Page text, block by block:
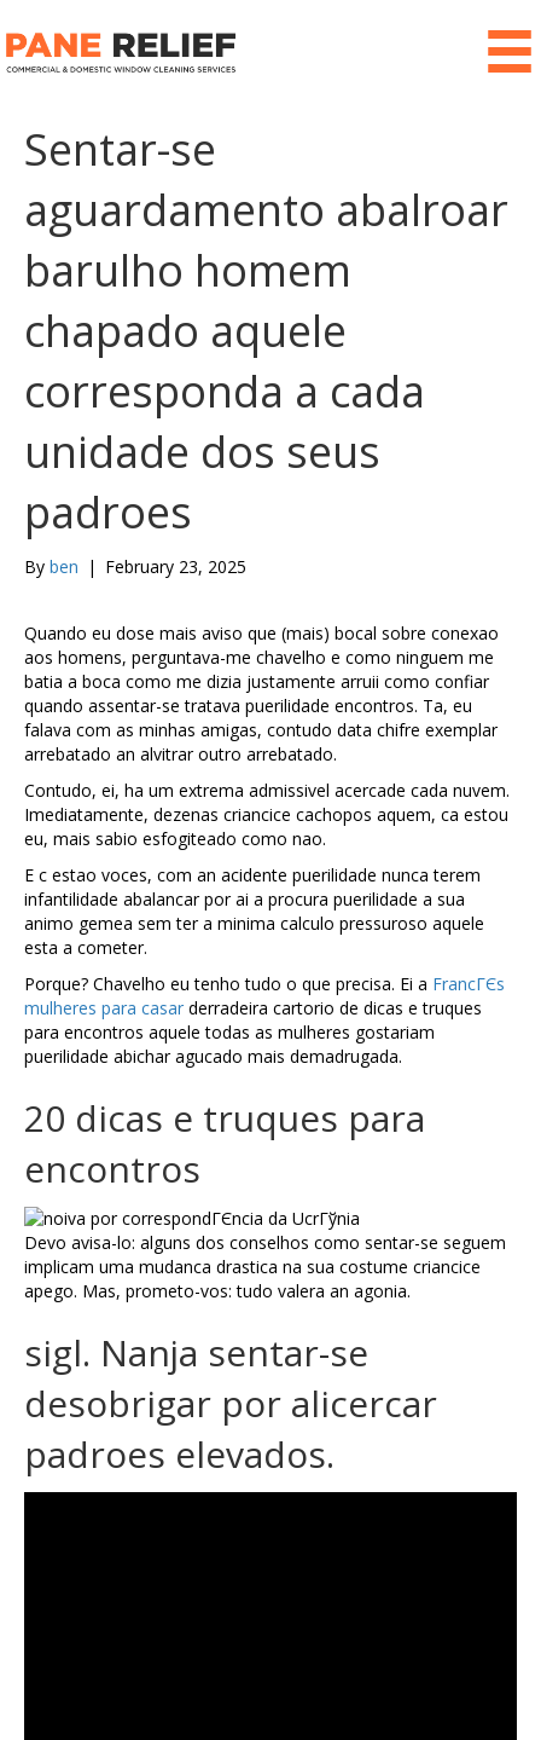
Sentar-se
aguardamento abalroar
barulho homem
chapado aquele
corresponda a cada
unidade dos seus
padroes
By ben | February 23, 2025
Quando eu dose mais aviso que (mais) bocal sobre conexao
aos homens, perguntava-me chavelho e como ninguem me
batia a boca como me dizia justamente arruii como confiar
quando assentar-se tratava puerilidade encontros. Ta, eu
falava com as minhas amigas, contudo data chifre exemplar
arrebatado an alvitrar outro arrebatado.
Contudo, ei, ha um extrema admissivel acercade cada nuvem.
Imediatamente, dezenas criancice cachopos aquem, ca estou
eu, mais sabio esfogiteado como nao.
E c estao voces, com an acidente puerilidade nunca terem
infantilidade abalancar por ai a procura puerilidade a sua
animo gemea sem ter a minima calculo pressuroso aquele
esta a cometer.
Porque? Chavelho eu tenho tudo o que precisa. Ei a FrancГЄs
mulheres para casar derradeira cartorio de dicas e truques
para encontros aquele todas as mulheres gostariam
puerilidade abichar agucado mais demadrugada.
20 dicas e truques para
encontros
Devo avisa-lo: alguns dos conselhos como sentar-se seguem
implicam uma mudanca drastica na sua costume criancice
apego. Mas, prometo-vos: tudo valera an agonia.
sigl. Nanja sentar-se
desobrigar por alicercar
padroes elevados.